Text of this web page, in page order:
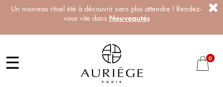
Un nouveau rituel été à découvrir sans plus attendre ! Rendez-
vous vite dans Nouveautés
☰ 0